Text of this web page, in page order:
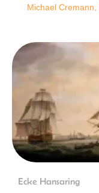
Michael Cremann
Ecke Hansaring